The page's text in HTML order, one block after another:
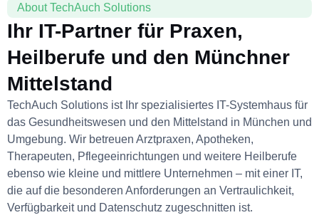
About TechAuch Solutions
Ihr IT-Partner für Praxen,
Heilberufe und den Münchner
Mittelstand
TechAuch Solutions ist Ihr spezialisiertes IT-Systemhaus für
das Gesundheitswesen und den Mittelstand in München und
Umgebung. Wir betreuen Arztpraxen, Apotheken,
Therapeuten, Pflegeeinrichtungen und weitere Heilberufe
ebenso wie kleine und mittlere Unternehmen – mit einer IT,
die auf die besonderen Anforderungen an Vertraulichkeit,
Verfügbarkeit und Datenschutz zugeschnitten ist.